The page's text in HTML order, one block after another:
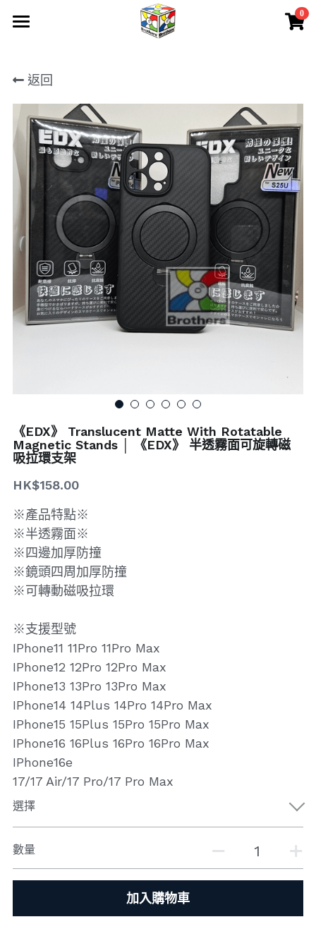
0
所有產品
關於我們
聯絡我們
產品保養
請人
下載
會員專區
登錄/註冊
返回
《EDX》 Translucent Matte With Rotatable
Magnetic Stands │ 《EDX》 半透霧面可旋轉磁
吸拉環支架
HK$158.00
※產品特點※
※半透霧面※
※四邊加厚防撞
※鏡頭四周加厚防撞
※可轉動磁吸拉環
※支援型號
IPhone11 11Pro 11Pro Max
IPhone12 12Pro 12Pro Max
IPhone13 13Pro 13Pro Max
IPhone14 14Plus 14Pro 14Pro Max
IPhone15 15Plus 15Pro 15Pro Max
IPhone16 16Plus 16Pro 16Pro Max
IPhone16e
17/17 Air/17 Pro/17 Pro Max
選擇
數量
加入購物車
×
商品分類
所有商品分類